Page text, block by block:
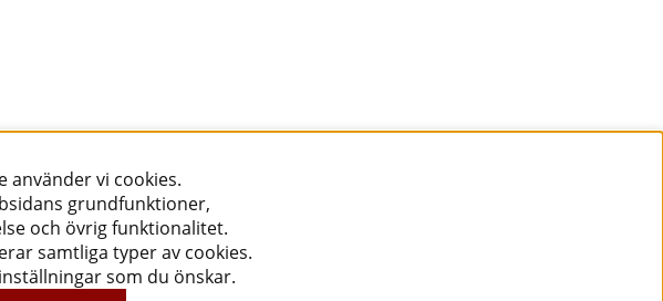
använder vi cookies.
grundfunktioner,
och övrig funktionalitet.
samtliga typer av cookies.
som du önskar.